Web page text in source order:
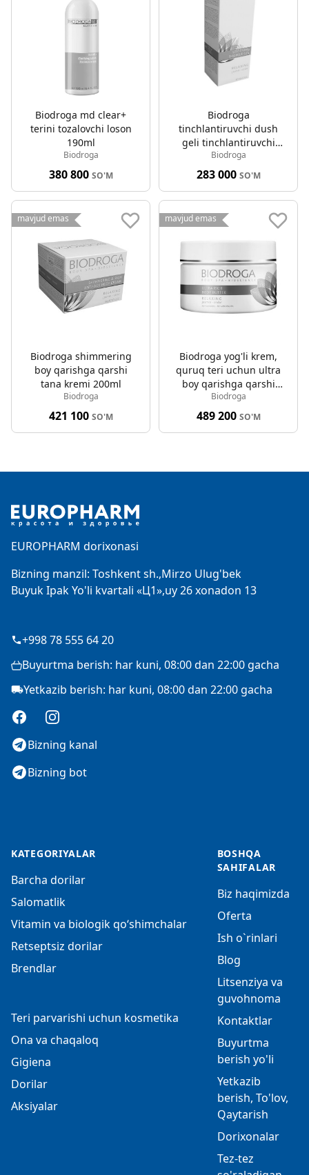
Biodroga md clear+
terini tozalovchi loson
190ml
Biodroga
380 800 SO'M
Biodroga
tinchlantiruvchi dush
geli tinchlantiruvchi
dush geli 150ml
Biodroga
283 000 SO'M
mavjud emas
Biodroga shimmering
boy qarishga qarshi
tana kremi 200ml
Biodroga
421 100 SO'M
mavjud emas
Biodroga yog'li krem,
quruq teri uchun ultra
boy qarishga qarshi
tana yog'i 200ml
Biodroga
489 200 SO'M
EUROPHARM dorixonasi
Bizning manzil: Toshkent sh.,Mirzo Ulug'bek
Buyuk Ipak Yo'li kvartali «Ц1»,uy 26 xonadon 13
+998 78 555 64 20
Buyurtma berish: har kuni, 08:00 dan 22:00 gacha
Yetkazib berish: har kuni, 08:00 dan 22:00 gacha
FacebookInstagram
Bizning kanal
Bizning bot
KATEGORIYALAR
Barcha dorilar
Salomatlik
Vitamin va biologik qo‘shimchalar
Retseptsiz dorilar
Brendlar
Teri parvarishi uchun kosmetika
Ona va chaqaloq
Gigiena
Dorilar
Aksiyalar
BOSHQA
SAHIFALAR
Biz haqimizda
Oferta
Ish o`rinlari
Blog
Litsenziya va
guvohnoma
Kontaktlar
Buyurtma
berish yo'li
Yetkazib
berish, To'lov,
Qaytarish
Dorixonalar
Tez-tez